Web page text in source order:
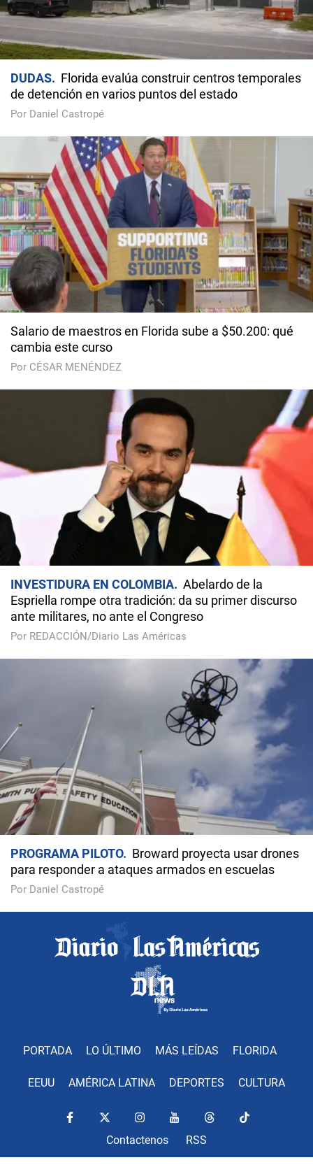
DUDAS
Florida evalúa construir centros temporales
de detención en varios puntos del estado
Por Daniel Castropé
Salario de maestros en Florida sube a $50.200: qué
cambia este curso
Por CÉSAR MENÉNDEZ
INVESTIDURA EN COLOMBIA
Abelardo de la
Espriella rompe otra tradición: da su primer discurso
ante militares, no ante el Congreso
Por REDACCIÓN/Diario Las Américas
PROGRAMA PILOTO
Broward proyecta usar drones
para responder a ataques armados en escuelas
Por Daniel Castropé
PORTADA LO ÚLTIMO MÁS LEÍDAS FLORIDA
EEUU AMÉRICA LATINA DEPORTES CULTURA
Contactenos RSS